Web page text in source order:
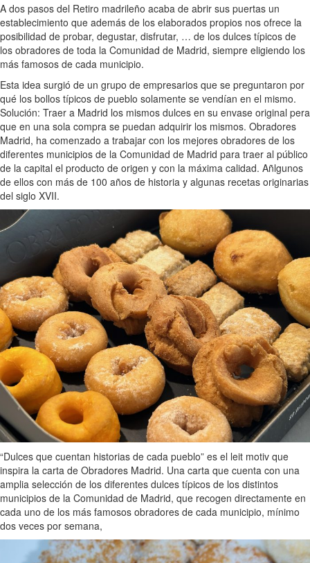
A dos pasos del Retiro madrileño acaba de abrir sus puertas un
establecimiento que además de los elaborados propios nos ofrece la
posibilidad de probar, degustar, disfrutar, … de los dulces típicos de
los obradores de toda la Comunidad de Madrid, siempre eligiendo los
más famosos de cada municipio.
Esta idea surgió de un grupo de empresarios que se preguntaron por
qué los bollos típicos de pueblo solamente se vendían en el mismo.
Solución: Traer a Madrid los mismos dulces en su envase original pera
que en una sola compra se puedan adquirir los mismos. Obradores
Madrid, ha comenzado a trabajar con los mejores obradores de los
diferentes municipios de la Comunidad de Madrid para traer al público
de la capital el producto de origen y con la máxima calidad. Añlgunos
de ellos con más de 100 años de historia y algunas recetas originarias
del siglo XVII.
“Dulces que cuentan historias de cada pueblo” es el leit motiv que
inspira la carta de Obradores Madrid. Una carta que cuenta con una
amplia selección de los diferentes dulces típicos de los distintos
municipios de la Comunidad de Madrid, que recogen directamente en
cada uno de los más famosos obradores de cada municipio, mínimo
dos veces por semana,